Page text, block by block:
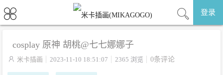
登录
cosplay 原神 胡桃@七七娜娜子
 米卡插画 2023-11-10 18:51:07 2365 浏览 0条评论